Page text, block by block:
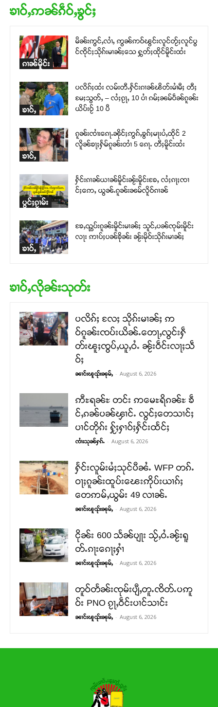
ၶၢဝ်ႇဢၼ်ၵဵဝ်ႇၶွင်ႈ
ၵၢၼ်မိူင်း
မိၼ်းဢွင်ႇလၢႆႇ ဢွၼ်ဢဝ်ၽွင်းလူင်တႂ်ႈလူင်ပွ
င်ၸိုင်ႈသိုၵ်းမၢၼ်ႈသေ ႁွတ်ႈထိုင်မိူင်းထႆး
ၶၢဝ်ႇ
ပလိၵ်ႈထႆး လမ်းတီႉႁႅင်းၵၢၼ်ၽိတ်းမၢႆမီႈ တီႈ
မႄႈသွတ်ႇ – လႆႈၵႂႃႇ 10 ပၢႆ ၵမ်ႈၼမ်ပဵၼ်ၵူၼ်း
ယိပ်းဝႂ် 10 ပီ
ၶၢဝ်ႇ
ၵူၼ်းၸၢႆးၵေႃႉၼိုင်ႈဢွၵ်ႇၶွၵ်ႈမႃးပႆႇထိုင် 2
လိူၼ်ၶႃႈႁႅမ်ၵူၼ်းတၢႆ 5 ၵေႃႉ တီႈမိူင်းထႆး
ပွင်ႈၵႂၢမ်း
ႁႅင်းၵၢၼ်ယၢၼ်မိူင်းၼႂ်းမိူင်းၶႄႇ လႆႈၵႃႈၸၢ
င်ႈဢေႇ ယွၼ်ႉၵူၼ်းၼမ်လိူဝ်ၵၢၼ်
ၶၢဝ်ႇ
ၶႄႇၺွပ်းၵူၼ်းမိူင်းမၢၼ်ႈ သူင်ႇပၼ်ၸုမ်းမိူင်း
လႃး ဢၢပ်ႈပၼ်ၶိုၼ်း ၼႂ်းမိုဝ်းသိုၵ်းမၢၼ်ႈ
ၶၢဝ်ႇလိုၼ်းသုတ်း
ပလိၵ်ႈ လႄႈ သိုၵ်းမၢၼ်ႈ ဢ
ဝ်ၵူၼ်းၸပ်းယိၼ်ႉတေႃႇလွင်းႁဵ
တ်းၽူႈၸွပ်ႇယူႇဝႆႉ ၼႂ်းဝဵင်းလႃႈသဵ
ဝ်ႈ
ၼၢင်းၽူၺ်းၼုမ်ႇ - August 6, 2026
ဢီႊရၼ်ႊ တင်း ဢမေႊရိၵၼ်ႊ ၶဵ
င်ႇၵၼ်ပၼ်ၾၢင်ႉ လွင်ႈတေသၢင်ႈ
ပၢင်တိုၵ်း ႁႂ်ႈႁၢဝ်ႈႁႅင်းထႅင်ႈ
ၸၢႆးသုၼ်ႁၵ်ႉ - August 6, 2026
ႁႅင်းလူမ်းမႆႈသုင်ပီၼႆႉ WFP တၵ်ႉ
ဝႃႈၵူၼ်းထူပ်းၽေးဢိုပ်းယၢၵ်ႈ
တေဢမ်ႇယွမ်း 49 လၢၼ်ႉ
ၼၢင်းၽူၺ်းၼုမ်ႇ - August 6, 2026
ငိုၼ်း 600 သႅၼ်ပျႃး သႂ်ႇဝႆႉၼႂ်းရူ
တ်ႉၵႃးၵေႃႈႁၢႆ
ၼၢင်းၽူၺ်းၼုမ်ႇ - August 6, 2026
တူဝ်တႅၼ်းၸုမ်းပျီႇတူႉၸိတ်ႉပဢူ
ဝ်း PNO ၵႂႃႇဝဵင်းပၢင်သၢင်း
ၼၢင်းၽူၺ်းၼုမ်ႇ - August 6, 2026